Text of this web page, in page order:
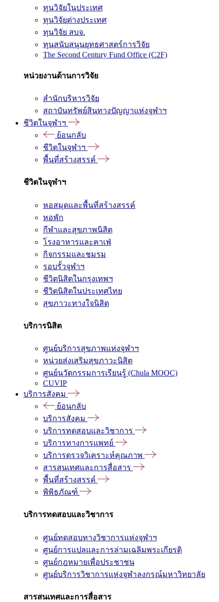
ทุนวิจัยในประเทศ
ทุนวิจัยต่างประเทศ
ทุนวิจัย สบจ.
ทุนสนับสนุนยุทธศาสตร์การวิจัย
The Second Century Fund Office (C2F)
หน่วยงานด้านการวิจัย
สำนักบริหารวิจัย
สถาบันทรัพย์สินทางปัญญาแห่งจุฬาฯ
ชีวิตในจุฬาฯ
ย้อนกลับ
ชีวิตในจุฬาฯ
พื้นที่สร้างสรรค์
ชีวิตในจุฬาฯ
หอสมุดและพื้นที่สร้างสรรค์
หอพัก
กีฬาและสุขภาพนิสิต
โรงอาหารและคาเฟ่
กิจกรรมและชมรม
รอบรั้วจุฬาฯ
ชีวิตนิสิตในกรุงเทพฯ
ชีวิตนิสิตในประเทศไทย
สุขภาวะทางใจนิสิต
บริการนิสิต
ศูนย์บริการสุขภาพแห่งจุฬาฯ
หน่วยส่งเสริมสุขภาวะนิสิต
ศูนย์นวัตกรรมการเรียนรู้ (Chula MOOC)
CUVIP
บริการสังคม
ย้อนกลับ
บริการสังคม
บริการทดสอบและวิชาการ
บริการทางการแพทย์
บริการตรวจวิเคราะห์คุณภาพ
สารสนเทศและการสื่อสาร
พื้นที่สร้างสรรค์
พิพิธภัณฑ์
บริการทดสอบและวิชาการ
ศูนย์ทดสอบทางวิชาการแห่งจุฬาฯ
ศูนย์การแปลและการล่ามเฉลิมพระเกียรติ
ศูนย์กฎหมายเพื่อประชาชน
ศูนย์บริการวิชาการแห่งจุฬาลงกรณ์มหาวิทยาลัย
สารสนเทศและการสื่อสาร